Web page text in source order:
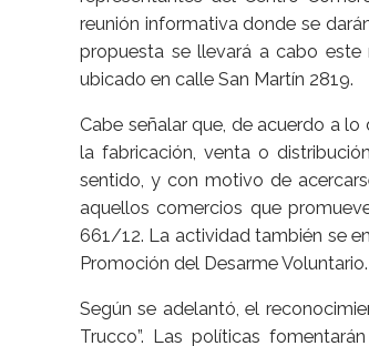
reunión informativa donde se
propuesta se llevará a cabo
ubicado en calle San Martín 2819.
Cabe señalar que, de acuerdo a
la fabricación, venta o
sentido, y con motivo de
aquellos comercios que
661/12. La actividad también se
Promoción del Desarme Voluntario.
Según se adelantó, el
Trucco”. Las políticas